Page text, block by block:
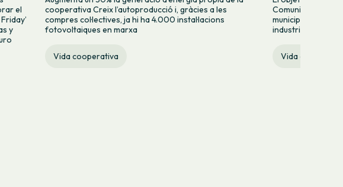
el
y
cooperativa Creix l’autoproducció i, gràcies a les
compres col·lectives, ja hi ha 4.000 instal·lacions
fotovoltaiques en marxa
Vida cooperativa
Comunidad
municipios,
industriales de
Vida